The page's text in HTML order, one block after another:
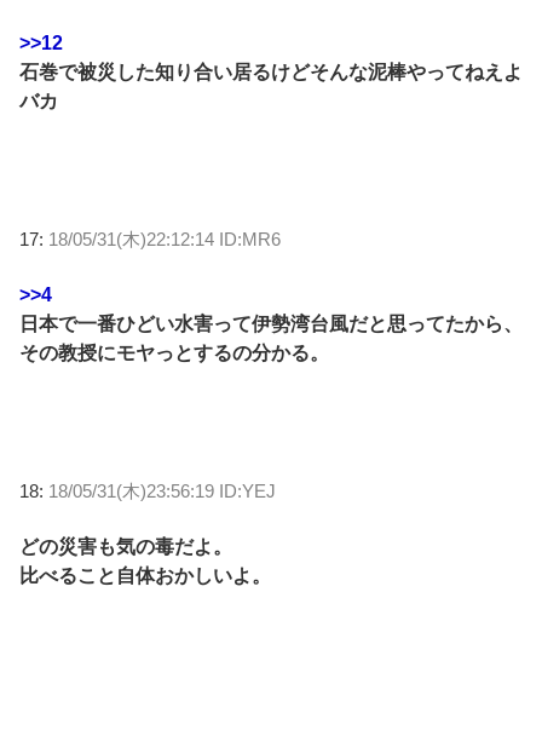
>>12
石巻で被災した知り合い居るけどそんな泥棒やってねえよ
バカ
17: 18/05/31(木)22:12:14 ID:MR6
>>4
日本で一番ひどい水害って伊勢湾台風だと思ってたから、
その教授にモヤっとするの分かる。
18: 18/05/31(木)23:56:19 ID:YEJ
どの災害も気の毒だよ。
比べること自体おかしいよ。